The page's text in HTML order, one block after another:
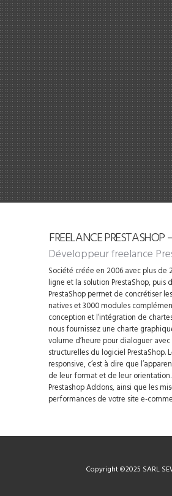
FREELANCE PRESTASHOP
Développeur freelance
Société créée en 2006 avec plus de
ligne et la solution PrestaShop, puis
PrestaShop permet de concrétiser
natives et 3000 modules
conception et l’intégration de
nous fournissez une charte
volume d’heure pour dialoguer
structurelles du logiciel
responsive, c’est à dire que
de leur format et de leur
Prestashop Addons, ainsi que les
performances de votre site e-
Copyright ©2025 SARL